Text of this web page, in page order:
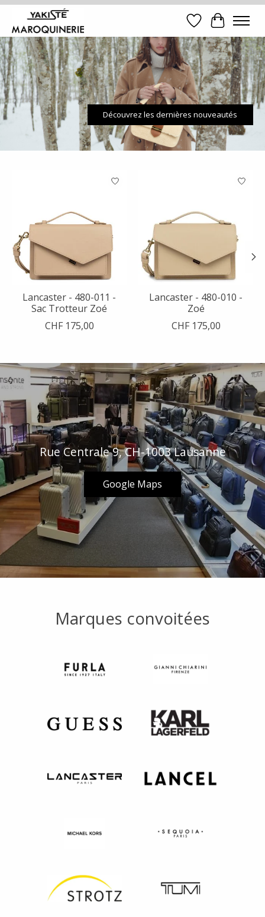
Liste dePanier
Hero slideshow items
Découvrez les dernières nouveautés
Articles du carrousel de produits
Lancaster - 480-011 -
Sac Trotteur Zoé
CHF 175,00
Lancaster - 480-010 -
Zoé
CHF 175,00
Rue Centrale 9, CH-1003 Lausanne
Google Maps
Marques convoitées